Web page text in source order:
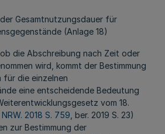
Gesamtnutzungsdauer für
(Anlage 18)
die Abschreibung nach Zeit oder
wird, kommt der Bestimmung
für die einzelnen
eine entscheidende Bedeutung
vom 18.
NRW. 2018 S. 759 , ber. 2019 S. 23)
zur Bestimmung der